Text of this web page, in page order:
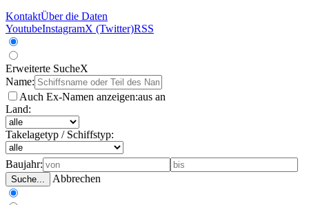
KontaktÜber die Daten
YoutubeInstagramX (Twitter)RSS
Erweiterte SucheX
Name:
Auch Ex-Namen anzeigen:aus an
Land:
Takelagetyp / Schiffstyp:
Baujahr:
Suche... Abbrechen